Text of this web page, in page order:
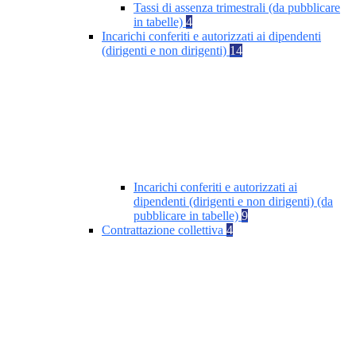
Tassi di assenza trimestrali (da pubblicare
in tabelle) 4
Incarichi conferiti e autorizzati ai dipendenti
(dirigenti e non dirigenti) 14
Incarichi conferiti e autorizzati ai
dipendenti (dirigenti e non dirigenti) (da
pubblicare in tabelle) 9
Contrattazione collettiva 4